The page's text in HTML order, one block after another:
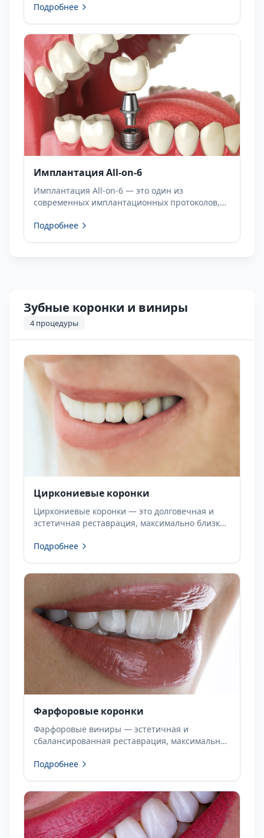
адентией или высоким риском потери всех
Подробнее
Имплантация All-on-6
Имплантация All-on-6 — это один из
современных имплантационных протоколов,
адентией или для тех, чьи имеющиеся зубы
Подробнее
Зубные коронки и виниры
4 процедуры
Циркониевые коронки
Циркониевые коронки — это долговечная и
эстетичная реставрация, максимально близкая
индивидуальном лечении в Dentapolitan.
Подробнее
Фарфоровые коронки
Фарфоровые виниры — эстетичная и
сбалансированная реставрация, максимально
индивидуальном лечении в Dentapolitan.
Подробнее